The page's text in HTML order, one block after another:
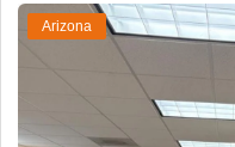
Arizona